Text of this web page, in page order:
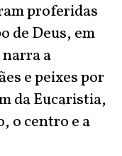
proferidas
de Deus, em
a
e peixes por
da Eucaristia,
o centro e a